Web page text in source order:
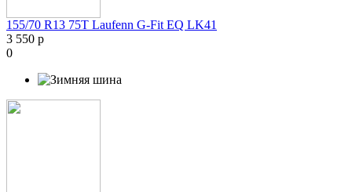
155/70 R13 75T Laufenn G-Fit EQ LK41
3 550 р
0